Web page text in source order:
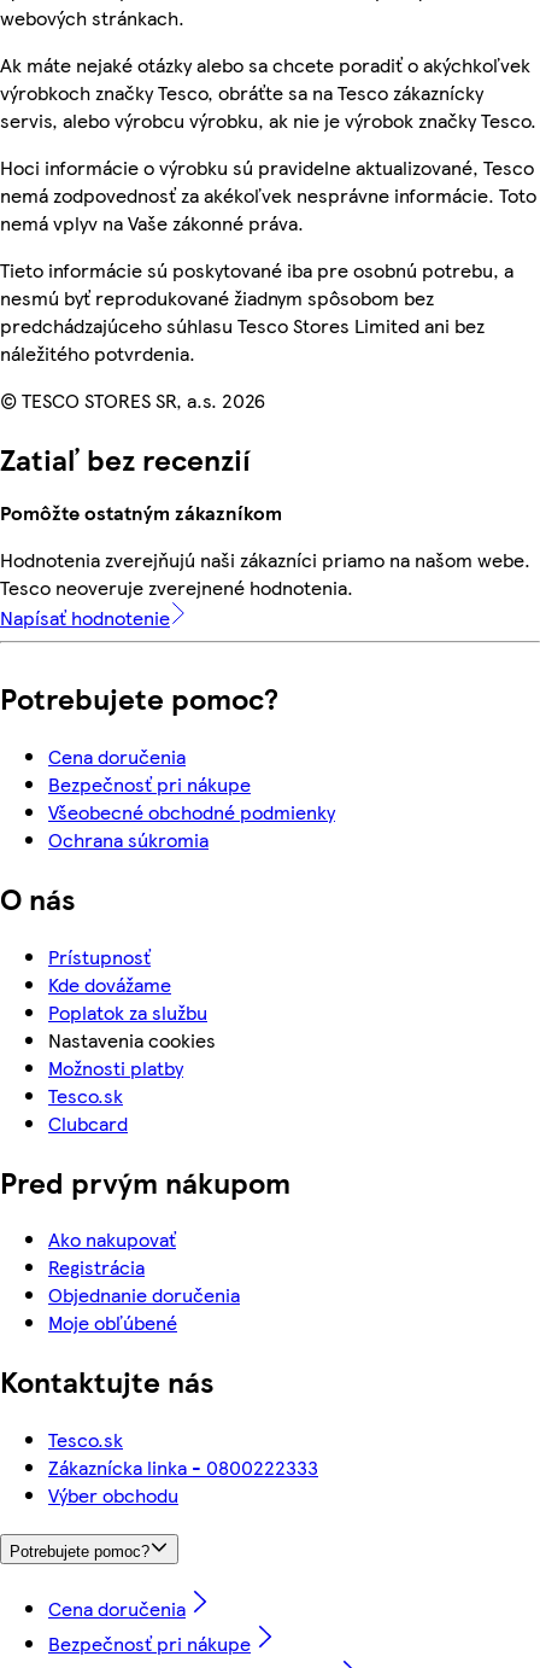
webových stránkach.
Ak máte nejaké otázky alebo sa chcete poradiť o akýchkoľvek
výrobkoch značky Tesco, obráťte sa na Tesco zákaznícky
servis, alebo výrobcu výrobku, ak nie je výrobok značky Tesco.
Hoci informácie o výrobku sú pravidelne aktualizované, Tesco
nemá zodpovednosť za akékoľvek nesprávne informácie. Toto
nemá vplyv na Vaše zákonné práva.
Tieto informácie sú poskytované iba pre osobnú potrebu, a
nesmú byť reprodukované žiadnym spôsobom bez
predchádzajúceho súhlasu Tesco Stores Limited ani bez
náležitého potvrdenia.
© TESCO STORES SR, a.s. 2026
Zatiaľ bez recenzií
Pomôžte ostatným zákazníkom
Hodnotenia zverejňujú naši zákazníci priamo na našom webe.
Tesco neoveruje zverejnené hodnotenia.
Napísať hodnotenie
Potrebujete pomoc?
Cena doručenia
Bezpečnosť pri nákupe
Všeobecné obchodné podmienky
Ochrana súkromia
O nás
Prístupnosť
Kde dovážame
Poplatok za službu
Nastavenia cookies
Možnosti platby
Tesco.sk
Clubcard
Pred prvým nákupom
Ako nakupovať
Registrácia
Objednanie doručenia
Moje obľúbené
Kontaktujte nás
Tesco.sk
Zákaznícka linka - 0800222333
Výber obchodu
Potrebujete pomoc?
Cena doručenia
Bezpečnosť pri nákupe